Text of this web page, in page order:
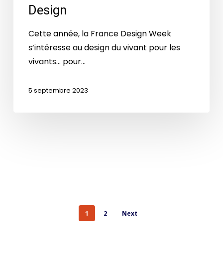
Design
Cette année, la France Design Week
s’intéresse au design du vivant pour les
vivants… pour…
5 septembre 2023
1 2 Next